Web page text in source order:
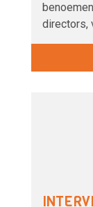
directors,